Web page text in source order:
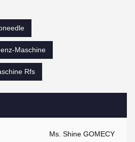
Ms. Shine GOMECY
Maschine
Rfs